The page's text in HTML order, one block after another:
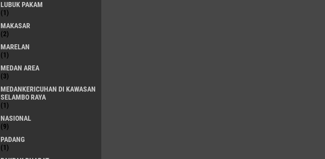
LUBUK PAKAM
(1)
MAKASAR
(2)
MARELAN
(1)
MEDAN AREA
(3)
MEDANKERICUHAN DI KAWASAN
SELAMBO RAYA
(1)
NASIONAL
(9)
PADANG
(1)